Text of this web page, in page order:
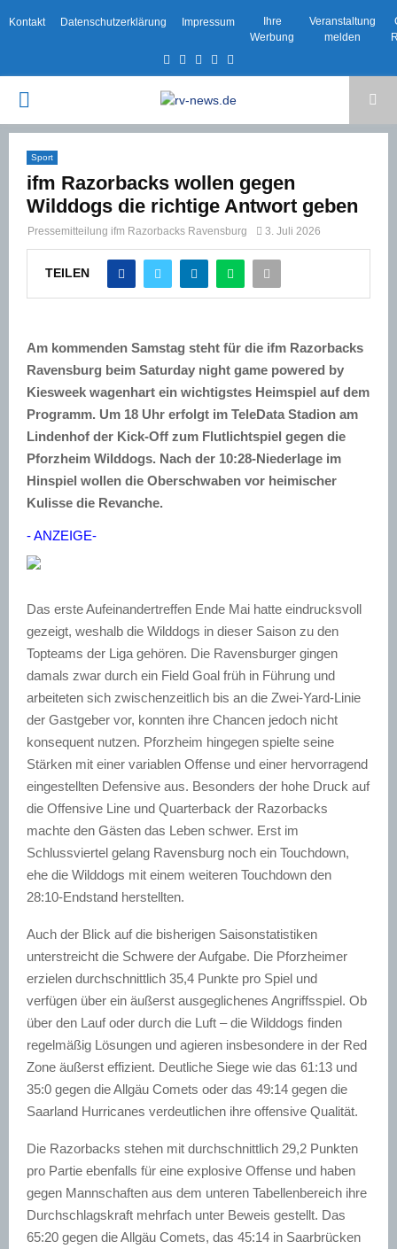
Kontakt Datenschutzerklärung Impressum
Ihre
Werbung
Veranstaltung
melden
Facebook
TwitterInstagram
Email
PRIMARY
MENU
Sport
ifm Razorbacks wollen gegen
Wilddogs die richtige Antwort geben
Pressemitteilung ifm Razorbacks Ravensburg 3. Juli 2026
TEILEN
Am kommenden Samstag steht für die ifm Razorbacks
Ravensburg beim Saturday night game powered by
Kiesweek wagenhart ein wichtigstes Heimspiel auf dem
Programm. Um 18 Uhr erfolgt im TeleData Stadion am
Lindenhof der Kick-Off zum Flutlichtspiel gegen die
Pforzheim Wilddogs. Nach der 10:28-Niederlage im
Hinspiel wollen die Oberschwaben vor heimischer
Kulisse die Revanche.
- ANZEIGE-
Das erste Aufeinandertreffen Ende Mai hatte eindrucksvoll
gezeigt, weshalb die Wilddogs in dieser Saison zu den
Topteams der Liga gehören. Die Ravensburger gingen
damals zwar durch ein Field Goal früh in Führung und
arbeiteten sich zwischenzeitlich bis an die Zwei-Yard-Linie
der Gastgeber vor, konnten ihre Chancen jedoch nicht
konsequent nutzen. Pforzheim hingegen spielte seine
Stärken mit einer variablen Offense und einer hervorragend
eingestellten Defensive aus. Besonders der hohe Druck auf
die Offensive Line und Quarterback der Razorbacks
machte den Gästen das Leben schwer. Erst im
Schlussviertel gelang Ravensburg noch ein Touchdown,
ehe die Wilddogs mit einem weiteren Touchdown den
28:10-Endstand herstellten.
Auch der Blick auf die bisherigen Saisonstatistiken
unterstreicht die Schwere der Aufgabe. Die Pforzheimer
erzielen durchschnittlich 35,4 Punkte pro Spiel und
verfügen über ein äußerst ausgeglichenes Angriffsspiel. Ob
über den Lauf oder durch die Luft – die Wilddogs finden
regelmäßig Lösungen und agieren insbesondere in der Red
Zone äußerst effizient. Deutliche Siege wie das 61:13 und
35:0 gegen die Allgäu Comets oder das 49:14 gegen die
Saarland Hurricanes verdeutlichen ihre offensive Qualität.
Die Razorbacks stehen mit durchschnittlich 29,2 Punkten
pro Partie ebenfalls für eine explosive Offense und haben
gegen Mannschaften aus dem unteren Tabellenbereich ihre
Durchschlagskraft mehrfach unter Beweis gestellt. Das
65:20 gegen die Allgäu Comets, das 45:14 in Saarbrücken